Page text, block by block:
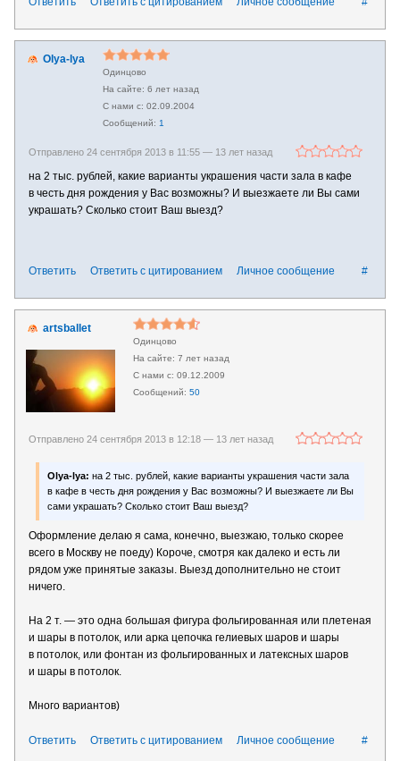
Olya-lya
Одинцово
6 лет назад
02.09.2004
1
Отправлено 24 сентября 2013 в 11:55 — 13 лет назад
на 2 тыс. рублей, какие варианты украшения части зала в кафе
в честь дня рождения у Вас возможны? И выезжаете ли Вы сами
украшать? Сколько стоит Ваш выезд?
#
Ответить Ответить с цитированием Личное сообщение
artsballet
Одинцово
7 лет назад
09.12.2009
50
Отправлено 24 сентября 2013 в 12:18 — 13 лет назад
Olya-lya: на 2 тыс. рублей, какие варианты украшения части зала
в кафе в честь дня рождения у Вас возможны? И выезжаете ли Вы
сами украшать? Сколько стоит Ваш выезд?
Оформление делаю я сама, конечно, выезжаю, только скорее
всего в Москву не поеду) Короче, смотря как далеко и есть ли
рядом уже принятые заказы. Выезд дополнительно не стоит
ничего.
На 2 т. — это одна большая фигура фольгированная или плетеная
и шары в потолок, или арка цепочка гелиевых шаров и шары
в потолок, или фонтан из фольгированных и латексных шаров
и шары в потолок.
Много вариантов)
#
Ответить Ответить с цитированием Личное сообщение